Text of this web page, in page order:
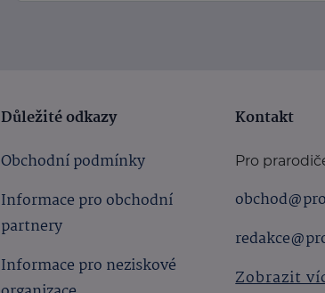
Důležité odkazy
Obchodní podmínky
Informace pro obchodní
partnery
Informace pro neziskové
Kontakt
Pro
Zobrazit